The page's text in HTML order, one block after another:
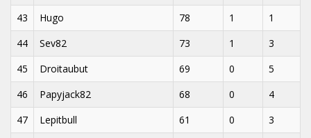
43
Hugo 78 1
1
44
Sev82 73 1
3
45
Droitaubut 69 0
5
46
Papyjack82 68 0
4
47
Lepitbull 61 0
3